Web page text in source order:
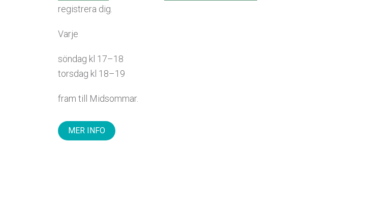
registrera dig.
Varje
söndag kl 17–18
torsdag kl 18–19
fram till Midsommar.
MER INFO